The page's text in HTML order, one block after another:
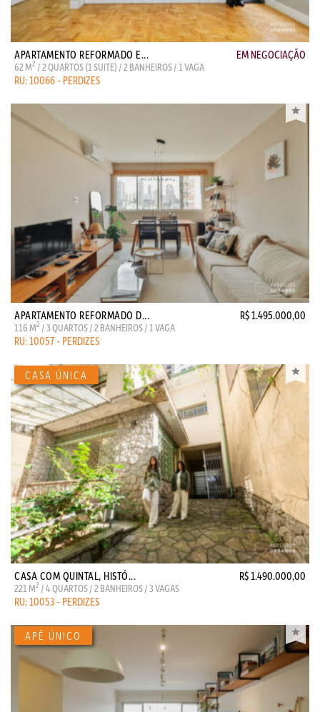
APARTAMENTO REFORMADO E... EM NEGOCIAÇÃO
62 M2 / 2 QUARTOS (1 SUITE) / 2 BANHEIROS / 1 VAGA
RU: 10066 - PERDIZES
APARTAMENTO REFORMADO D... R$ 1.495.000,00
116 M2 / 3 QUARTOS / 2 BANHEIROS / 1 VAGA
RU: 10057 - PERDIZES
CASA COM QUINTAL, HISTÓ... R$ 1.490.000,00
221 M2 / 4 QUARTOS / 2 BANHEIROS / 3 VAGAS
RU: 10053 - PERDIZES